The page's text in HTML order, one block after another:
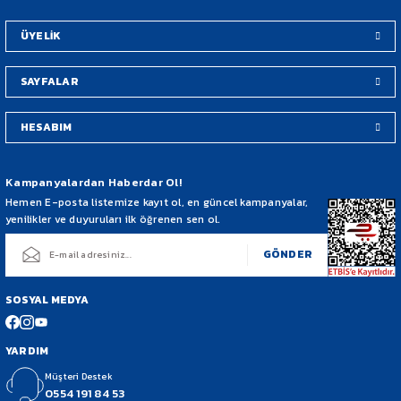
Bu ürüne benzer farklı alternatifler olmalı.
ÜYELİK
SAYFALAR
HESABIM
Kampanyalardan Haberdar Ol!
Hemen E-posta listemize kayıt ol, en güncel kampanyalar,
yenilikler ve duyuruları ilk öğrenen sen ol.
GÖNDER
SOSYAL MEDYA
YARDIM
Müşteri Destek
0554 191 84 53